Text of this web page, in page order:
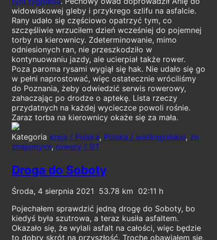
widowiskowej gleby i przykrego szlifu na asfalcie.
Rany udało się częściowo opatrzyć tym, co
szczęśliwie wrzuciłem dzień wcześniej do pojemnej
torby na kierownicy. Zdeterminowanie, mimo
odniesionych ran, nie przeszkodziło w
kontynuowaniu jazdy, ale ucierpiał także rower.
Poza paroma rysami wygiął się hak. Nie udało się go
w pełni naprostować, więc ostatecznie wróciliśmy
do Poznania, żeby odwiedzić serwis rowerowy,
zahaczając po drodze o aptekę. Lista rzeczy
przydatnych na każdej wycieczce powoli rośnie.
Zaraz torba na kierownicy okaże się za mała.
Kategoria kraje / Polska, Polska / wielkopolskie, ze
znajomymi, rowery / GT
Droga do Soboty
Środa, 4 sierpnia 2021 53.78
02:11
Pojechałem sprawdzić jedną drogę do Soboty, bo
kiedyś była szutrowa, a teraz kusiła asfaltem.
Okazało się, że wylali asfalt na całości, więc będzie
to dobry skrót na przyszłość. Trochę obawiałem się,